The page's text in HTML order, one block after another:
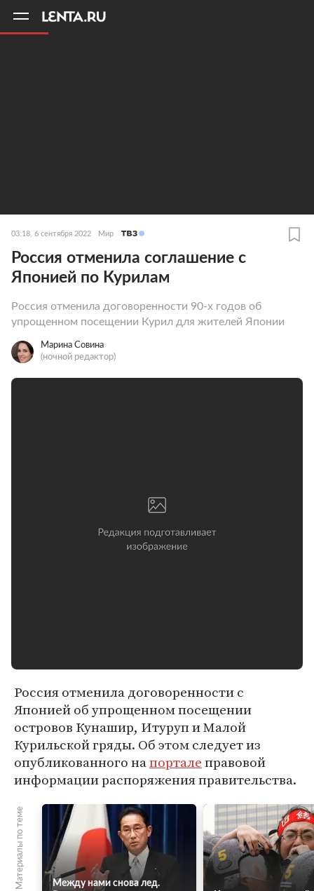
03:18, 6 сентября 2022 Мир
Россия отменила соглашение с
Японией по Курилам
Россия отменила договоренности 90-х годов об
упрощенном посещении Курил для жителей Японии
Марина Совина
(ночной редактор)
Россия отменила договоренности с
Японией об упрощенном посещении
островов Кунашир, Итуруп и Малой
Курильской гряды. Об этом следует из
опубликованного напорталеправовой
информации распоряжения правительства.
Материалы по теме
Между нами снова лед.